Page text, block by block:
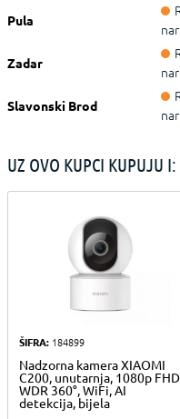
Pula
Zadar
Slavonski Brod
UZ OVO KUPCI KUPUJU I:
ŠIFRA: 184899
Nadzorna kamera XIAOMI
C200, unutarnja, 1080p
WDR 360°, WiFi, AI
detekcija, bijela